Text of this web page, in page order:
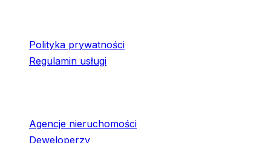
Polityka prywatności
Regulamin usługi
Agencje nieruchomości
Deweloperzy